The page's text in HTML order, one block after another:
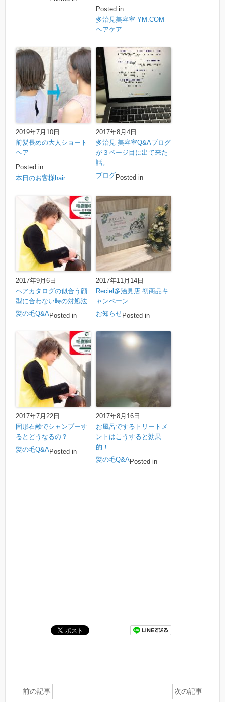
Posted in
多治見美容室 YM.COM
ヘアケア
2019年7月10日
前髪長めの大人ショート
ヘア
Posted in
本日のお客様hair
2017年8月4日
多治見 美容室Q&Aブログ
が３ページ目に出て来た
話。
Posted in
ブログ
2017年9月6日
ヘアカタログの似合う顔
型に合わない時の対処法
Posted in
髪の毛Q&A
2017年11月14日
Reciel多治見店 初商品キ
ャンペーン
Posted in
お知らせ
2017年7月22日
固形石鹸でシャンプーす
るとどうなるの？
Posted in
髪の毛Q&A
2017年8月16日
お風呂でするトリートメ
ントはこうすると効果
的！
Posted in
髪の毛Q&A
前の記事 次の記事